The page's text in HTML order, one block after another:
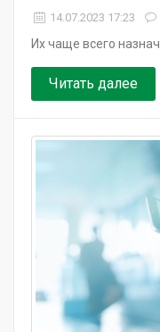
14.07.2023 17:23
Их чаще всего
Читать далее